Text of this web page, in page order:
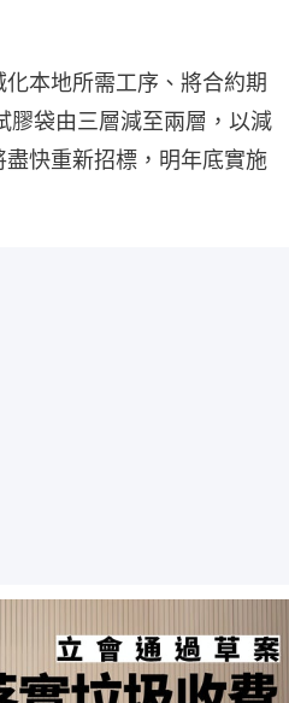
本地所需工序、將合約期
膠袋由三層減至兩層，以減
快重新招標，明年底實施